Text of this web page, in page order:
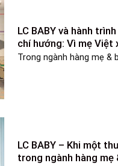
LC BABY và hành
chí hướng: Vì mẹ
Trong ngành hàng mẹ &
LC BABY – Khi một
trong ngành hàng mẹ